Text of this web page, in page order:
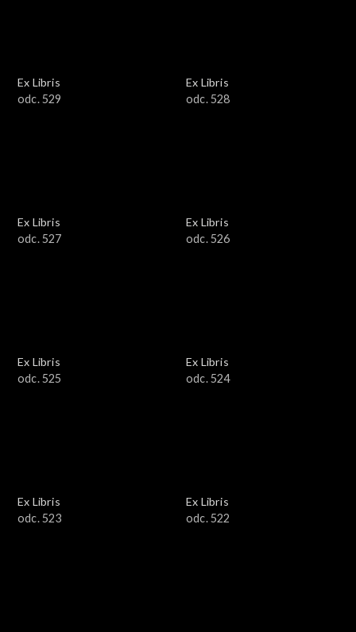
Ex Libris
odc. 529
Ex Libris
odc. 528
Ex Libris
odc. 527
Ex Libris
odc. 526
Ex Libris
odc. 525
Ex Libris
odc. 524
Ex Libris
odc. 523
Ex Libris
odc. 522